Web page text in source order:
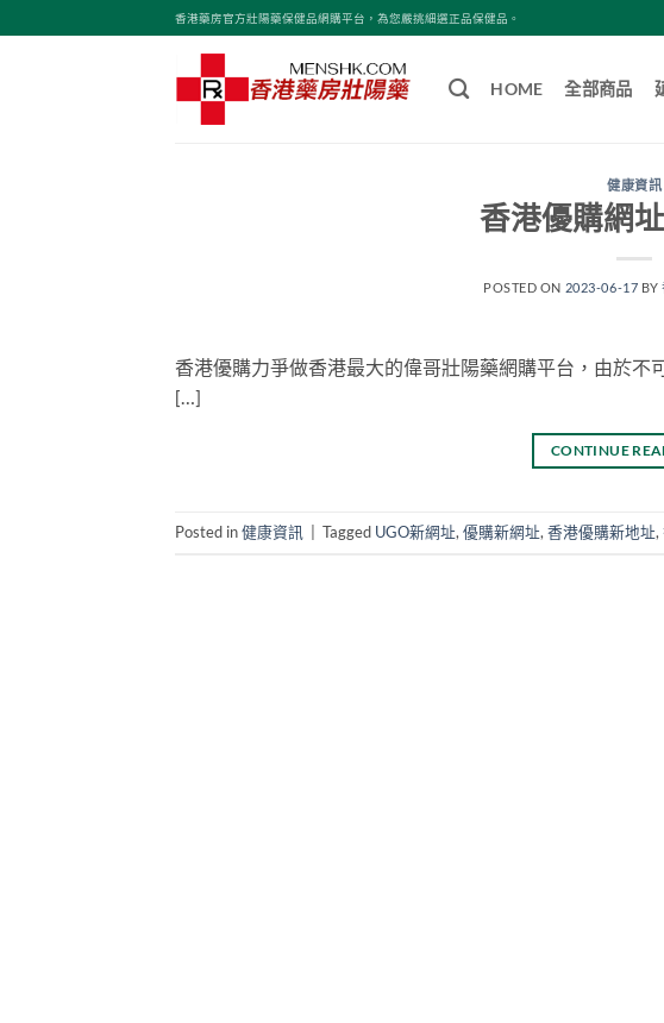
to
香港藥房官方壯陽藥保健品網購平台，為您嚴挑細選正品保健品。
HOME 全部商品
健康資訊
香港優購網
POSTED ON 2023-06-17 BY
香港優購力爭做香港最大的偉哥壯陽藥網購平台，由於
[…]
CONTINUE
Posted in健康資訊 Tagged UGO新網址, 優購新網址, 香港優購新地址,